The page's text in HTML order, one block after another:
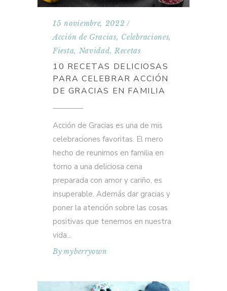
15 noviembre, 2022
Acción de Gracias, Celebraciones,
Fiesta, Navidad, Recetas
10 RECETAS DELICIOSAS
PARA CELEBRAR ACCIÓN
DE GRACIAS EN FAMILIA
Acción de Gracias es una de mis
celebraciones favoritas. El mero
hecho de reunirnos en familia en
torno a una deliciosa cena
preparada con amor y cariño, es
insuperable. Además dar gracias y
poner la atención sobre las cosas
positivas que tenemos en nuestra
vida
Bymyberryown